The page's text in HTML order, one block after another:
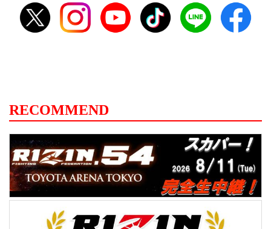
RECOMMEND